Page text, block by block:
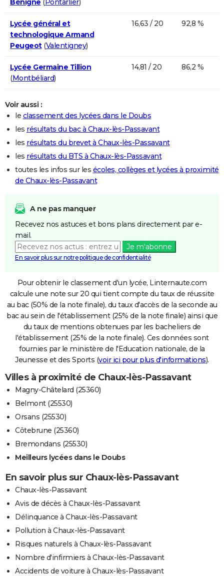
Bénigne ( Pontarlier)
Lycée général et
technologique Armand
Peugeot(Valentigney)
16,63 / 20 92,8 %
Lycée Germaine Tillion
(Montbéliard)
14,81 / 20 86,2 %
Voir aussi :
le classement des lycées dans le Doubs
les résultats du bac à Chaux-lès-Passavant
les résultats du brevet à Chaux-lès-Passavant
les résultats du BTS à Chaux-lès-Passavant
toutes les infos sur les écoles, collèges et lycées à proximité
de Chaux-lès-Passavant
A ne pas manquer
Recevez nos astuces et bons plans directement par e-
mail.
Je m'abonne
En savoir plus sur notre politique de confidentialité
Pour obtenir le classement d'un lycée, Linternaute.com
calcule une note sur 20 qui tient compte du taux de réussite
au bac (50% de la note finale), du taux d'accès de la seconde au
bac au sein de l'établissement (25% de la note finale) ainsi que
du taux de mentions obtenues par les bacheliers de
l'établissement (25% de la note finale). Ces données sont
fournies par le ministère de l'Education nationale, de la
Jeunesse et des Sports (voir ici pour plus d'informations).
Villes à proximité de Chaux-lès-Passavant
Magny-Châtelard (25360)
Belmont (25530)
Orsans (25530)
Côtebrune (25360)
Bremondans (25530)
Meilleurs lycées dans le Doubs
En savoir plus sur Chaux-lès-Passavant
Chaux-lès-Passavant
Avis de décès à Chaux-lès-Passavant
Délinquance à Chaux-lès-Passavant
Pollution à Chaux-lès-Passavant
Risques naturels à Chaux-lès-Passavant
Nombre d'infirmiers à Chaux-lès-Passavant
Accidents de voiture à Chaux-lès-Passavant